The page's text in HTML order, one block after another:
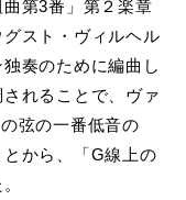
第3番」第２楽章
スト・ヴィルヘル
奏のために編曲し
れることで、ヴァ
弦の一番低音の
から、「G線上の